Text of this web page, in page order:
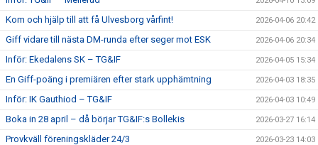
Kom och hjälp till att få Ulvesborg vårfint! 2026-04-06 20:42
Giff vidare till nästa DM-runda efter seger mot ESK 2026-04-06 20:34
Inför: Ekedalens SK – TG&IF 2026-04-05 15:34
En Giff-poäng i premiären efter stark upphämtning 2026-04-03 18:35
Inför: IK Gauthiod – TG&IF 2026-04-03 10:49
Boka in 28 april – då börjar TG&IF:s Bollekis 2026-03-27 16:14
Provkväll föreningskläder 24/3 2026-03-23 14:03